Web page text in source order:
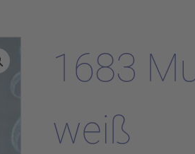
1683
weiß